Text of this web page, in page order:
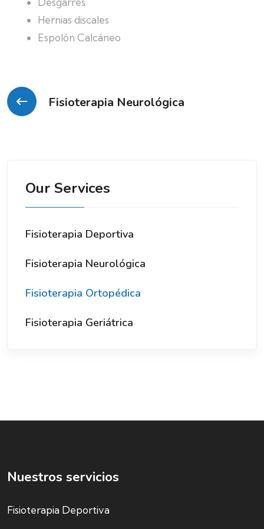
Hernias discales
Espolón Calcáneo
PostFisioterapia Neurológica
Our Services
Fisioterapia Deportiva
Fisioterapia Neurológica
Fisioterapia Ortopédica
Fisioterapia Geriátrica
Nuestros servicios
Fisioterapia Deportiva